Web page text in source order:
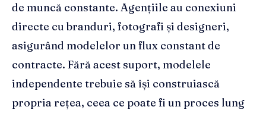
de muncă constante. Agențiile au conexiuni
directe cu branduri, fotografi și designeri,
asigurând modelelor un flux constant de
contracte. Fără acest suport, modelele
independente trebuie să își construiască
propria rețea, ceea ce poate fi un proces lung